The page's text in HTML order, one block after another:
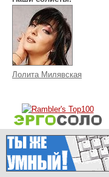
Лолита Милявская